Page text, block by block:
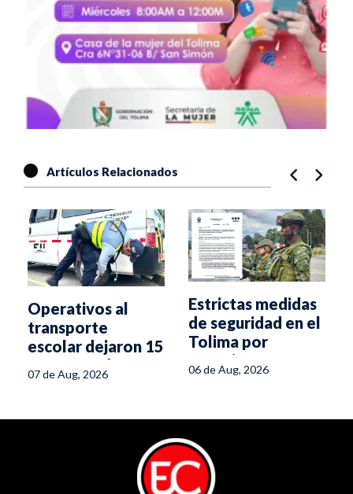
Artículos Relacionados
Operativos al
transporte
escolar dejaron 15
comparendos en
Ibagué
07 de Aug, 2026
Estrictas medidas
de seguridad en el
Tolima por
posesión
presidencial
06 de Aug, 2026